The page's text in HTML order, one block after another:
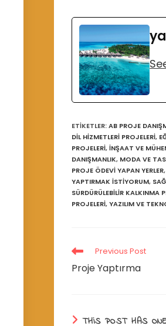
ETIKETLER:AB PROJE
DİL HİZMETLERİ PROJELERİ,
PROJELERİ, İNŞAAT VE
DANIŞMANLIK, MODA VE
PROJE ÖDEVI YAPAN YERLER,
YAPTIRMAK ISTIYORUM,
SÜRDÜRÜLEBİLİR KALKINMA
PROJELERİ, YAZILIM VE
Read
more
articles
Previous Post
Proje Yaptırma
THIS POST HAS